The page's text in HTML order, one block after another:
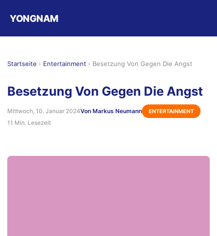
YONGNAM
Startseite › Entertainment › Besetzung Von Gegen Die Angst
Besetzung Von Gegen Die Angst
Mittwoch, 10. Januar 2024Von Markus Neumann ENTERTAINMENT
11 Min. Lesezeit